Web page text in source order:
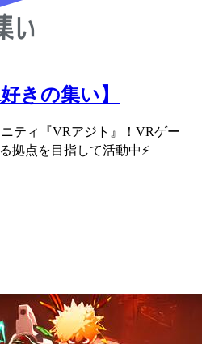
きの集い】
ティ『VRアジト』！VRゲー
拠点を目指して活動中⚡